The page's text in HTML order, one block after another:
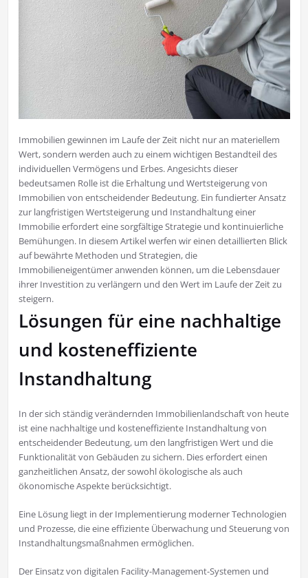
Immobilien gewinnen im Laufe der Zeit nicht nur an materiellem
Wert, sondern werden auch zu einem wichtigen Bestandteil des
individuellen Vermögens und Erbes. Angesichts dieser
bedeutsamen Rolle ist die Erhaltung und Wertsteigerung von
Immobilien von entscheidender Bedeutung. Ein fundierter Ansatz
zur langfristigen Wertsteigerung und Instandhaltung einer
Immobilie erfordert eine sorgfältige Strategie und kontinuierliche
Bemühungen. In diesem Artikel werfen wir einen detaillierten Blick
auf bewährte Methoden und Strategien, die
Immobilieneigentümer anwenden können, um die Lebensdauer
ihrer Investition zu verlängern und den Wert im Laufe der Zeit zu
steigern.
Lösungen für eine nachhaltige
und kosteneffiziente
Instandhaltung
In der sich ständig verändernden Immobilienlandschaft von heute
ist eine nachhaltige und kosteneffiziente Instandhaltung von
entscheidender Bedeutung, um den langfristigen Wert und die
Funktionalität von Gebäuden zu sichern. Dies erfordert einen
ganzheitlichen Ansatz, der sowohl ökologische als auch
ökonomische Aspekte berücksichtigt.
Eine Lösung liegt in der Implementierung moderner Technologien
und Prozesse, die eine effiziente Überwachung und Steuerung von
Instandhaltungsmaßnahmen ermöglichen.
Der Einsatz von digitalen Facility-Management-Systemen und